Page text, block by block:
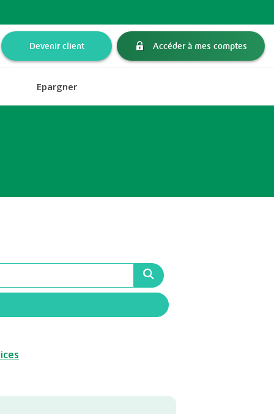
Devenir client Accéder à mes comptes
Epargner